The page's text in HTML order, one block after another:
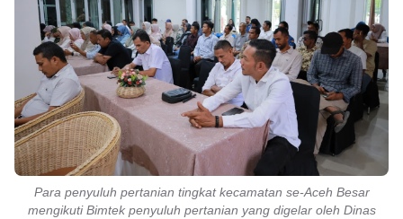
Para penyuluh pertanian tingkat kecamatan se-Aceh Besar
mengikuti Bimtek penyuluh pertanian yang digelar oleh Dinas